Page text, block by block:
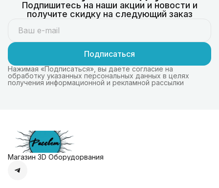
Подпишитесь на наши акции и новости и
получите скидку на следующий заказ
Подписаться
Нажимая «Подписаться», вы даете согласие на
обработку указанных персональных данных в целях
получения информационной и рекламной рассылки
Магазин 3D Оборудорвания